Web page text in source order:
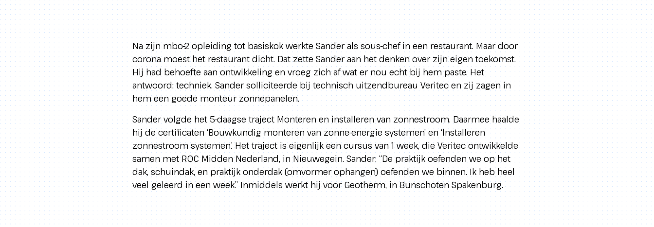
Na zijn mbo-2 opleiding tot basiskok werkte Sander als sous-chef in een restaurant. Maar door
corona moest het restaurant dicht. Dat zette Sander aan het denken over zijn eigen toekomst.
Hij had behoefte aan ontwikkeling en vroeg zich af wat er nou echt bij hem paste. Het
antwoord: techniek. Sander solliciteerde bij technisch uitzendbureau Veritec en zij zagen in
hem een goede monteur zonnepanelen.
Sander volgde het 5-daagse traject Monteren en installeren van zonnestroom. Daarmee haalde
hij de certificaten ‘Bouwkundig monteren van zonne-energie systemen’ en ‘Installeren
zonnestroom systemen.’ Het traject is eigenlijk een cursus van 1 week, die Veritec ontwikkelde
samen met ROC Midden Nederland, in Nieuwegein. Sander: “De praktijk oefenden we op het
dak, schuindak, en praktijk onderdak (omvormer ophangen) oefenden we binnen. Ik heb heel
veel geleerd in een week.” Inmiddels werkt hij voor Geotherm, in Bunschoten Spakenburg.